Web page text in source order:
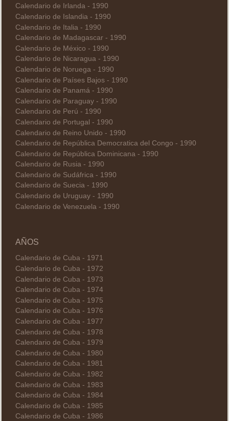
Calendario de Irlanda - 1990
Calendario de Islandia - 1990
Calendario de Italia - 1990
Calendario de Madagascar - 1990
Calendario de México - 1990
Calendario de Nicaragua - 1990
Calendario de Noruega - 1990
Calendario de Países Bajos - 1990
Calendario de Panamá - 1990
Calendario de Paraguay - 1990
Calendario de Perú - 1990
Calendario de Portugal - 1990
Calendario de Reino Unido - 1990
Calendario de República Democratica del Congo - 1990
Calendario de República Dominicana - 1990
Calendario de Rusia - 1990
Calendario de Sudáfrica - 1990
Calendario de Suecia - 1990
Calendario de Uruguay - 1990
Calendario de Venezuela - 1990
AÑOS
Calendario de Cuba - 1971
Calendario de Cuba - 1972
Calendario de Cuba - 1973
Calendario de Cuba - 1974
Calendario de Cuba - 1975
Calendario de Cuba - 1976
Calendario de Cuba - 1977
Calendario de Cuba - 1978
Calendario de Cuba - 1979
Calendario de Cuba - 1980
Calendario de Cuba - 1981
Calendario de Cuba - 1982
Calendario de Cuba - 1983
Calendario de Cuba - 1984
Calendario de Cuba - 1985
Calendario de Cuba - 1986